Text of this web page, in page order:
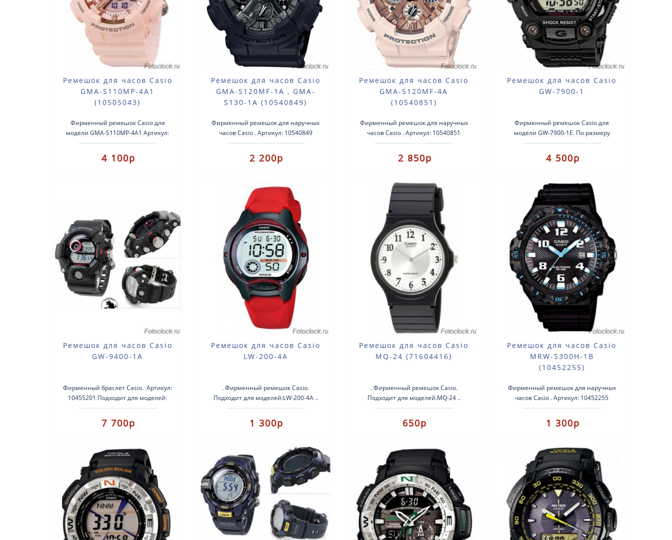
Ремешок для часов Casio
GMA-S110MP-4A1
(10505043)
Фирменный ремешок Casio для
модели GMA-S110MP-4A1 Артикул:
10505043. Подходит для модели:
GMA-S110MP-4A1 ремень розового
цвета ..
4 100р
Ремешок для часов Casio
GMA-S120MF-1A , GMA-
S130-1A (10540849)
Фирменный ремешок для наручных
часов Casio . Артикул: 10540849
Подходит для модели: GMA-S120MF-
1A , GMA-S130-1A ..
2 200р
Ремешок для часов Casio
GMA-S120MF-4A
(10540851)
Фирменный ремешок для наручных
часов Casio . Артикул: 10540851
Подходит для модели: GMA-S120MF-
4A ..
2 850р
Ремешок для часов Casio
GW-7900-1
Фирменный ремешок Casio для
модели GW-7900-1E. По размеру
ремешок подходит и для других
моделей GW-7900. ..
4 500р
Ремешок для часов Casio
GW-9400-1A
Фирменный браслет Casio. Артикул:
10455201 Подходит для моделей:
GW-9400-1A. По размеру ремешок
подходит и для друг..
7 700р
Ремешок для часов Casio
LW-200-4A
. Фирменный ремешок Casio.
Подходит для моделей:LW-200-4A ..
1 300р
Ремешок для часов Casio
MQ-24 (71604416)
. Фирменный ремешок Casio.
Подходит для моделей:MQ-24 ..
650р
Ремешок для часов Casio
MRW-S300H-1B
(10452255)
Фирменный ремешок для наручных
часов Casio . Артикул: 10452255
Подходит для модели: MRW-S300
MRW-S300H-1B ..
1 300р